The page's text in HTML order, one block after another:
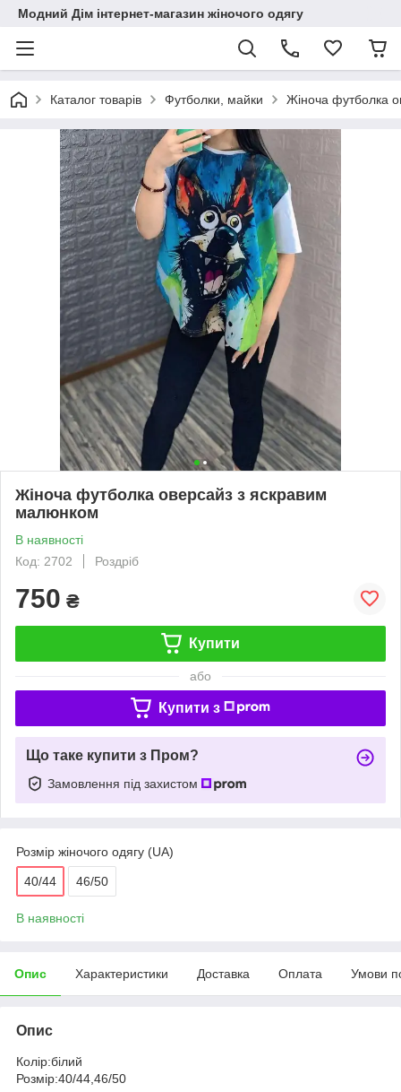
Модний Дім інтернет-магазин жіночого одягу
Каталог товарів Футболки, майки Жіноча футболка
Жіноча футболка оверсайз з яскравим
малюнком
В наявності
Код: 2702
Роздріб
750 ₴
Купити
або
Купити з
Що таке купити з Пром?
Замовлення під захистом
Розмір жіночого одягу (UA)
40/44 46/50
В наявності
Опис Характеристики Доставка Оплата Умови
Опис
Колір:білий
Розмір:40/44,46/50